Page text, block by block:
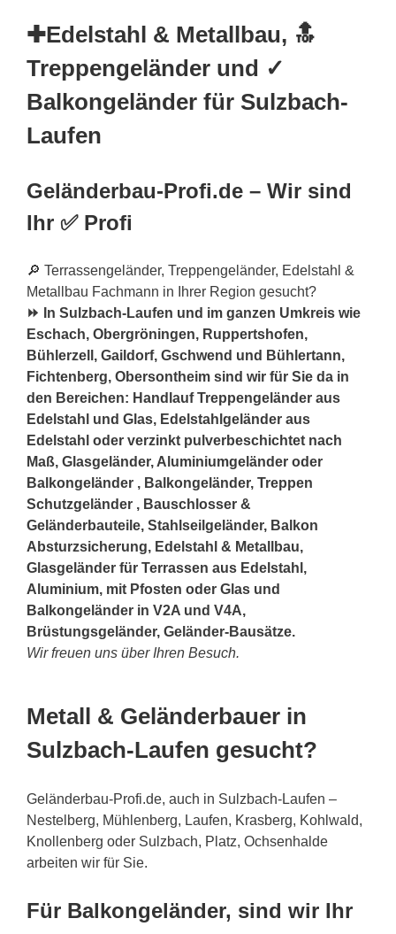
✚Edelstahl & Metallbau, 🔝
Treppengeländer und ✓
Balkongeländer für Sulzbach-
Laufen
Geländerbau-Profi.de – Wir sind
Ihr ✅ Profi
🔎 Terrassengeländer, Treppengeländer, Edelstahl &
Metallbau Fachmann in Ihrer Region gesucht?
⏩ In Sulzbach-Laufen und im ganzen Umkreis wie
Eschach, Obergröningen, Ruppertshofen,
Bühlerzell, Gaildorf, Gschwend und Bühlertann,
Fichtenberg, Obersontheim sind wir für Sie da in
den Bereichen: Handlauf Treppengeländer aus
Edelstahl und Glas, Edelstahlgeländer aus
Edelstahl oder verzinkt pulverbeschichtet nach
Maß, Glasgeländer, Aluminiumgeländer oder
Balkongeländer , Balkongeländer, Treppen
Schutzgeländer , Bauschlosser &
Geländerbauteile, Stahlseilgeländer, Balkon
Absturzsicherung, Edelstahl & Metallbau,
Glasgeländer für Terrassen aus Edelstahl,
Aluminium, mit Pfosten oder Glas und
Balkongeländer in V2A und V4A,
Brüstungsgeländer, Geländer-Bausätze.
Wir freuen uns über Ihren Besuch.
Metall & Geländerbauer in
Sulzbach-Laufen gesucht?
Geländerbau-Profi.de, auch in Sulzbach-Laufen –
Nestelberg, Mühlenberg, Laufen, Krasberg, Kohlwald,
Knollenberg oder Sulzbach, Platz, Ochsenhalde
arbeiten wir für Sie.
Für Balkongeländer, sind wir Ihr